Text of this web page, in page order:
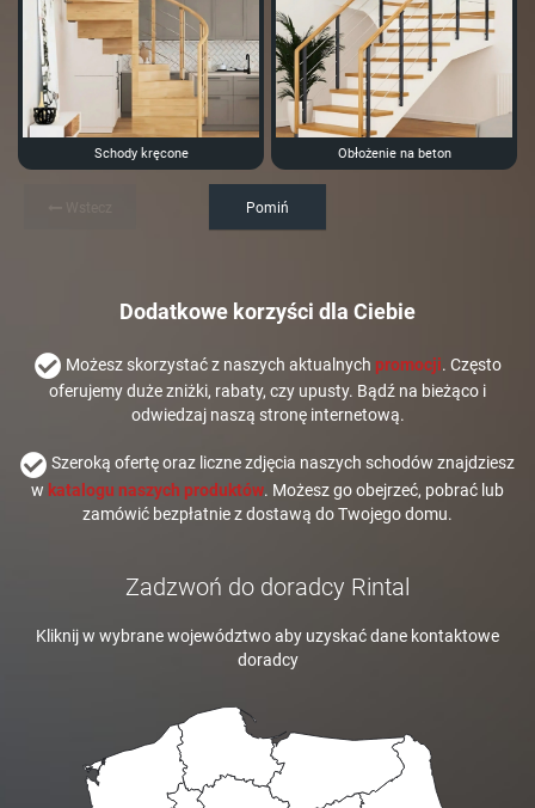
Schody kręcone Obłożenie na beton
Pomiń
Dodatkowe korzyści dla Ciebie
Możesz skorzystać z naszych aktualnych promocji. Często
oferujemy duże zniżki, rabaty, czy upusty. Bądź na bieżąco i
odwiedzaj naszą stronę internetową.
Szeroką ofertę oraz liczne zdjęcia naszych schodów znajdziesz
w katalogu naszych produktów. Możesz go obejrzeć, pobrać lub
zamówić bezpłatnie z dostawą do Twojego domu.
Zadzwoń do doradcy Rintal
Kliknij w wybrane województwo aby uzyskać dane kontaktowe
doradcy